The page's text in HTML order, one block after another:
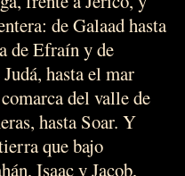
de Galaad hasta
de Efraín y de
hasta el mar
del valle de
hasta Soar. Y
que bajo
Isaac y Jacob,